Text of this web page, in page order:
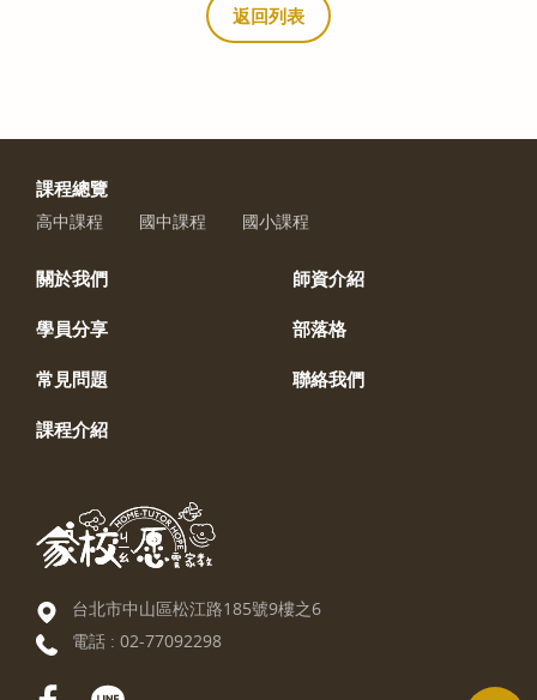
返回列表
課程總覽
高中課程 國中課程 國小課程
關於我們 師資介紹
學員分享 部落格
常見問題 聯絡我們
課程介紹
台北市中山區松江路185號9樓之6
電話 : 02-77092298